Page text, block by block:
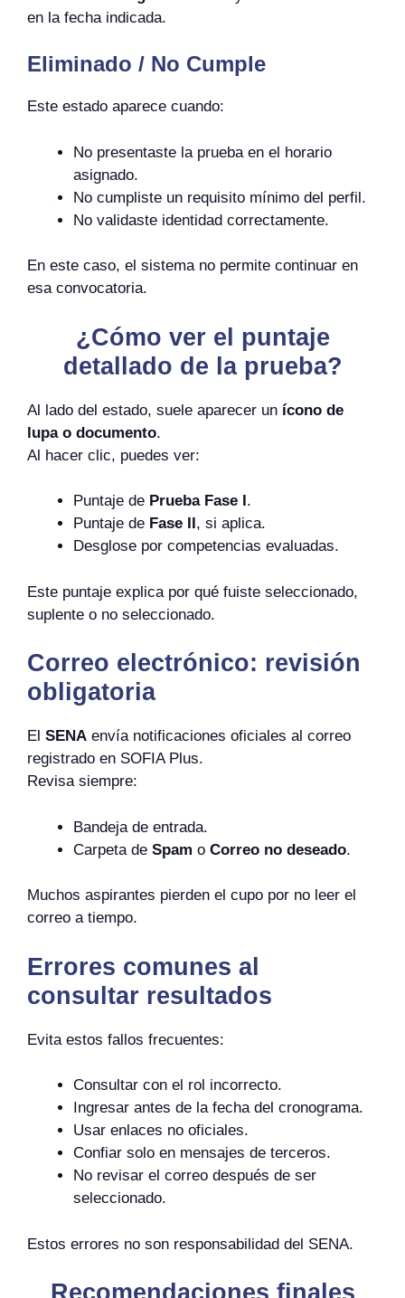
en la fecha indicada.
Eliminado / No Cumple
Este estado aparece cuando:
No presentaste la prueba en el horario
asignado.
No cumpliste un requisito mínimo del perfil.
No validaste identidad correctamente.
En este caso, el sistema no permite continuar en
esa convocatoria.
¿Cómo ver el puntaje
detallado de la prueba?
Al lado del estado, suele aparecer un ícono de
lupa o documento.
Al hacer clic, puedes ver:
Puntaje de Prueba Fase I.
Puntaje de Fase II, si aplica.
Desglose por competencias evaluadas.
Este puntaje explica por qué fuiste seleccionado,
suplente o no seleccionado.
Correo electrónico: revisión
obligatoria
El SENA envía notificaciones oficiales al correo
registrado en SOFIA Plus.
Revisa siempre:
Bandeja de entrada.
Carpeta de Spam o Correo no deseado.
Muchos aspirantes pierden el cupo por no leer el
correo a tiempo.
Errores comunes al
consultar resultados
Evita estos fallos frecuentes:
Consultar con el rol incorrecto.
Ingresar antes de la fecha del cronograma.
Usar enlaces no oficiales.
Confiar solo en mensajes de terceros.
No revisar el correo después de ser
seleccionado.
Estos errores no son responsabilidad del SENA.
Recomendaciones finales